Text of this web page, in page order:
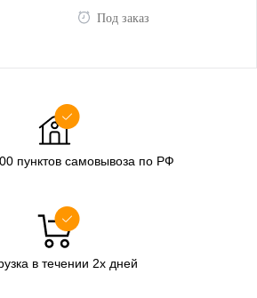
Под заказ
пунктов самовывоза по РФ
в течении 2х дней